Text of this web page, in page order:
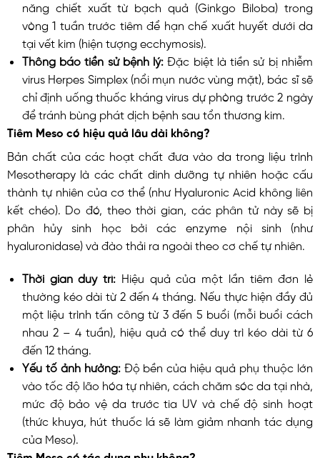
năng chiết xuất từ bạch quả (Ginkgo Biloba) trong
vòng 1 tuần trước tiêm để hạn chế xuất huyết dưới da
tại vết kim (hiện tượng ecchymosis).
Thông báo tiền sử bệnh lý:Đặc biệt là tiền sử bị nhiễm
virus Herpes Simplex (nổi mụn nước vùng mặt), bác sĩ sẽ
chỉ định uống thuốc kháng virus dự phòng trước 2 ngày
để tránh bùng phát dịch bệnh sau tổn thương kim.
Tiêm Meso có hiệu quả lâu dài không?
Bản chất của các hoạt chất đưa vào da trong liệu trình
Mesotherapy là các chất dinh dưỡng tự nhiên hoặc cấu
thành tự nhiên của cơ thể (như Hyaluronic Acid không liên
kết chéo). Do đó, theo thời gian, các phân tử này sẽ bị
phân hủy sinh học bởi các enzyme nội sinh (như
hyaluronidase) và đào thải ra ngoài theo cơ chế tự nhiên.
Thời gian duy trì: Hiệu quả của một lần tiêm đơn lẻ
thường kéo dài từ 2 đến 4 tháng. Nếu thực hiện đầy đủ
một liệu trình tấn công từ 3 đến 5 buổi (mỗi buổi cách
nhau 2 – 4 tuần), hiệu quả có thể duy trì kéo dài từ 6
đến 12 tháng.
Yếu tố ảnh hưởng: Độ bền của hiệu quả phụ thuộc lớn
vào tốc độ lão hóa tự nhiên, cách chăm sóc da tại nhà,
mức độ bảo vệ da trước tia UV và chế độ sinh hoạt
(thức khuya, hút thuốc lá sẽ làm giảm nhanh tác dụng
của Meso).